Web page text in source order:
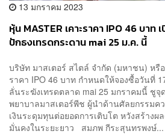
13 มกราคม 2023
หุ้น MASTER เคาะราคา IPO 46 บาท
ปักธงเทรดกระดาน mai 25 ม.ค. นี้
บริษัท มาสเตอร์ สไตล์ จำกัด (มหาชน) หรื
ราคา IPO 46 บาท กำหนดให้จองซื้อวันที่
ลั่นระฆังเทรดตลาด mai 25 มกราคมนี้ ชูจุ
พยาบาลมาสเตอร์พีช ผู้นำด้านศัลยกรรมค
เงินระดุมทุนต่อยอดการเติบโต หวังสร้าง
มั่นคงในระยะยาว สมภพ กีระสุนทรพงษ์...